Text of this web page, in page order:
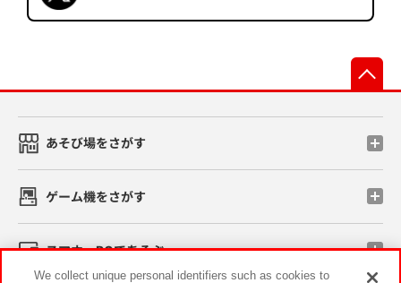
あそび場をさがす
ゲーム機をさがす
スマホ・PCであそぶ
We collect unique personal identifiers such as cookies to